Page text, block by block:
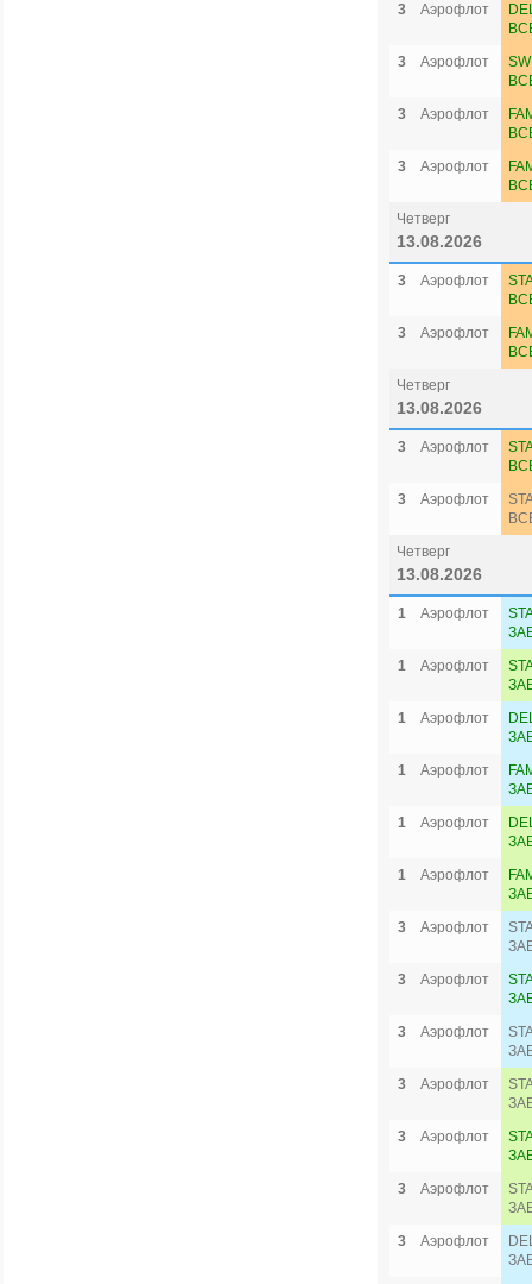
3
Аэрофлот
3
Аэрофлот
3
Аэрофлот
3
Аэрофлот
Четверг
13.08.2026
3 Аэрофлот
3
Аэрофлот
Четверг
13.08.2026
3 Аэрофлот
3
Аэрофлот
Четверг
13.08.2026
1 Аэрофлот
1
Аэрофлот
1
Аэрофлот
1
Аэрофлот
1
Аэрофлот
1
Аэрофлот
3
Аэрофлот
3
Аэрофлот
3
Аэрофлот
3
Аэрофлот
3
Аэрофлот
3
Аэрофлот
3
Аэрофлот